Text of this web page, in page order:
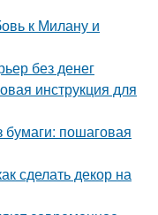
к Милану и
без денег
инструкция для
бумаги: пошаговая
сделать декор на